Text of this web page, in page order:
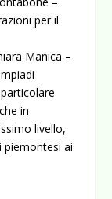
per il
Manica –
in
livello,
piemontesi ai